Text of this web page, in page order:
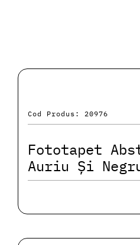
Cod Produs: 20976
Fototapet
Auriu Și